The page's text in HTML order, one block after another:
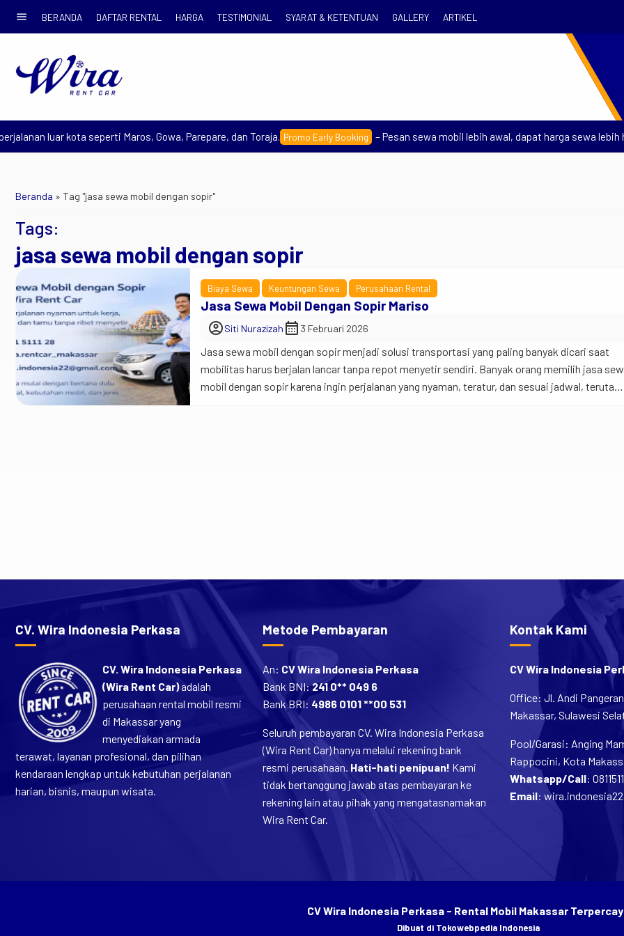
menu BERANDA DAFTAR RENTAL HARGA TESTIMONIAL SYARAT & KETENTUAN GALLERY ARTIKEL
luar kota seperti Maros, Gowa, Parepare, dan Toraja. Promo Early Booking – Pesan sewa mobil lebih awal, dapat harga sewa lebih
Beranda » Tag "jasa sewa mobil dengan sopir"
Tags:
jasa sewa mobil dengan sopir
Biaya Sewa Keuntungan Sewa Perusahaan Rental
Jasa Sewa Mobil Dengan Sopir Mariso
account_circleSiti Nurazizah calendar_month 3 Februari 2026
Jasa sewa mobil dengan sopir menjadi solusi transportasi yang paling banyak dicari saat
mobilitas harus berjalan lancar tanpa repot menyetir sendiri. Banyak orang memilih jasa
mobil dengan sopir karena ingin perjalanan yang nyaman, teratur, dan sesuai jadwal, terutama
CV. Wira Indonesia Perkasa
(Wira Rent Car)adalah
perusahaan rental mobil resmi
di Makassar yang
menyediakan armada
terawat, layanan profesional, dan pilihan
kendaraan lengkap untuk kebutuhan perjalanan
harian, bisnis, maupun wisata.
CV Wira Indonesia Perkasa
Bank BNI:241 0** 049 6
Bank BRI:4986 0101 **00 531
Seluruh pembayaran CV. Wira Indonesia Perkasa
(Wira Rent Car) hanya melalui rekening bank
resmi perusahaan.Hati-hati penipuan!Kami
tidak bertanggung jawab atas pembayaran ke
rekening lain atau pihak yang mengatasnamakan
Wira Rent Car.
Kontak Kami
CV Wira Indonesia
Office: Jl. Andi
Makassar, Sulawesi
Pool/Garasi: Anging
Rappocini, Kota
Whatsapp/Call :
Email:
Dibuat diTokowebpedia Indonesia